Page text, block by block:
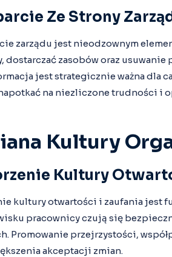
Ze Strony
zarządu jest nieodzownym
dostarczać zasobów oraz usuwanie
jest strategicznie ważna dla
na niezliczone trudności i
Kultury
Kultury
kultury otwartości i zaufania jest
pracownicy czują się
Promowanie przejrzystości,
akceptacji zmian.